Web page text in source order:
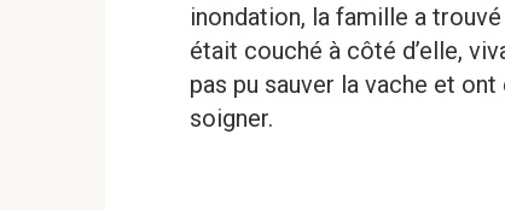
inondation, la famille a
était couché à côté d’elle,
pas pu sauver la vache et
soigner.